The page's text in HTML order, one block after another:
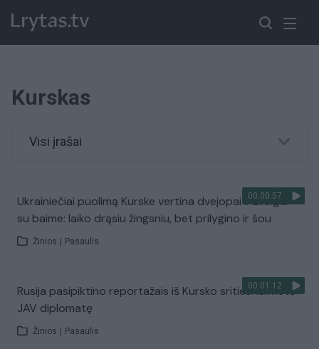
Kurskas
Visi įrašai
00:00:57
Ukrainiečiai puolimą Kurske vertina dvejopai ir žvelgia
su baime: laiko drąsiu žingsniu, bet prilygino ir šou
Žinios Pasaulis
00:01:12
Rusija pasipiktino reportažais iš Kursko srities: iškvietė
JAV diplomatę
Žinios Pasaulis